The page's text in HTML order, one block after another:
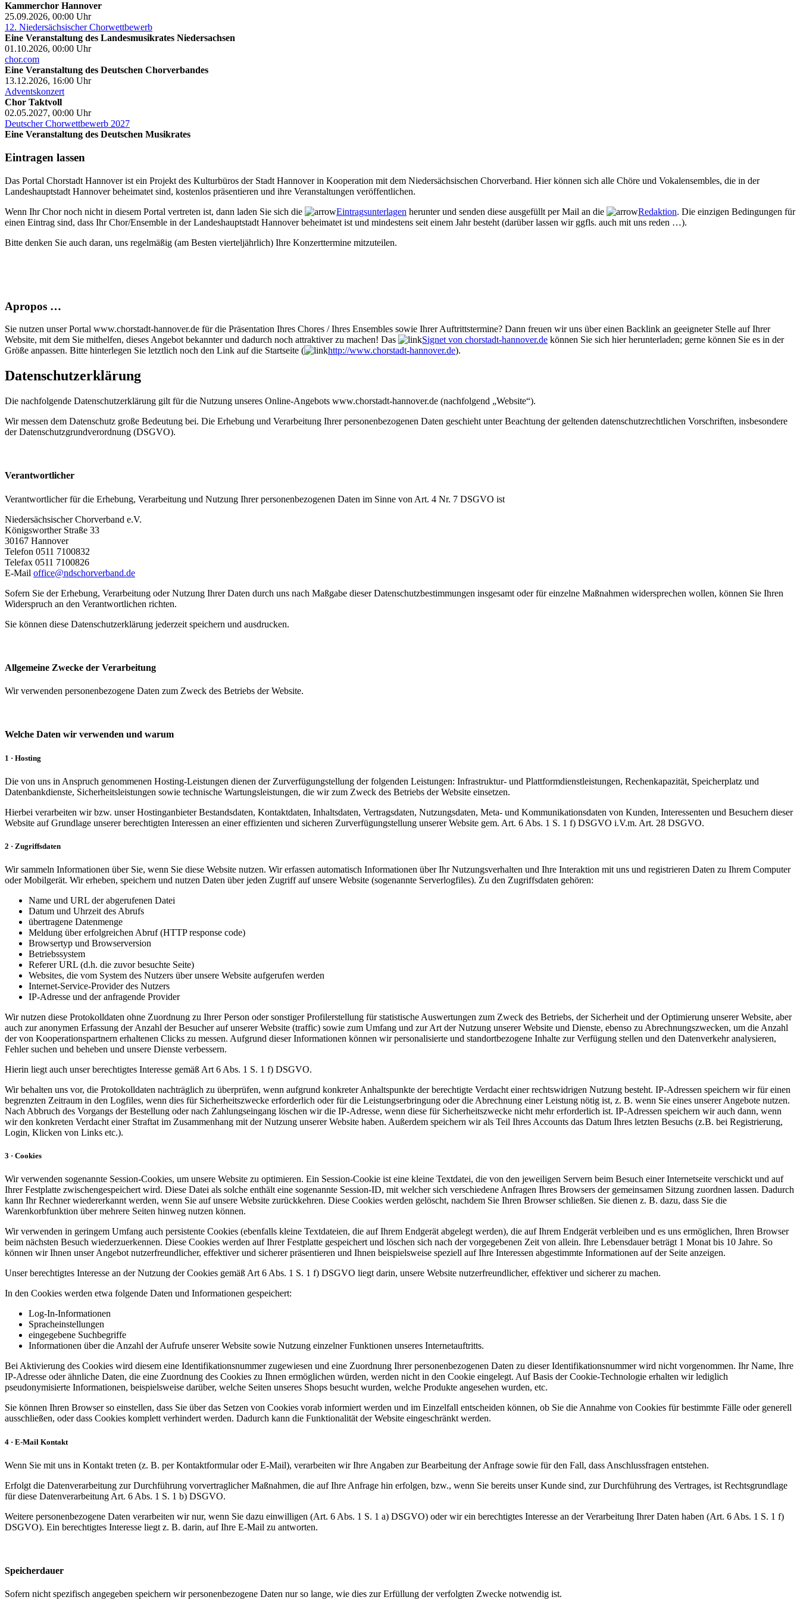
Kammerchor Hannover
25.09.2026, 00:00 Uhr
12. Niedersächsischer Chorwettbewerb
Eine Veranstaltung des Landesmusikrates Niedersachsen
01.10.2026, 00:00 Uhr
chor.com
Eine Veranstaltung des Deutschen Chorverbandes
13.12.2026, 16:00 Uhr
Adventskonzert
Chor Taktvoll
02.05.2027, 00:00 Uhr
Deutscher Chorwettbewerb 2027
Eine Veranstaltung des Deutschen Musikrates
Eintragen lassen
Das Portal Chorstadt Hannover ist ein Projekt des Kulturbüros der Stadt Hannover in Kooperation mit dem Niedersächsischen Chorverband. Hier können sich alle Chöre und Vokalensembles, die in der
Landeshauptstadt Hannover beheimatet sind, kostenlos präsentieren und ihre Veranstaltungen veröffentlichen.
Wenn Ihr Chor noch nicht in diesem Portal vertreten ist, dann laden Sie sich die
Eintragsunterlagen herunter und senden diese ausgefüllt per Mail an die Redaktion. Die einzigen Bedingungen für
einen Eintrag sind, dass Ihr Chor/Ensemble in der Landeshauptstadt Hannover beheimatet ist und mindestens seit einem Jahr besteht (darüber lassen wir ggfls. auch mit uns reden …).
Bitte denken Sie auch daran, uns regelmäßig (am Besten vierteljährlich) Ihre Konzerttermine mitzuteilen.
Apropos …
Sie nutzen unser Portal www.chorstadt-hannover.de für die Präsentation Ihres Chores / Ihres Ensembles sowie Ihrer Auftrittstermine? Dann freuen wir uns über einen Backlink an geeigneter Stelle auf Ihrer
Website, mit dem Sie mithelfen, dieses Angebot bekannter und dadurch noch attraktiver zu machen! Das
Signet von chorstadt-hannover.de können Sie sich hier herunterladen; gerne können Sie es in der
Größe anpassen. Bitte hinterlegen Sie letztlich noch den Link auf die Startseite (
http://www.chorstadt-hannover.de).
Datenschutzerklärung
Die nachfolgende Datenschutzerklärung gilt für die Nutzung unseres Online-Angebots www.chorstadt-hannover.de (nachfolgend „Website“).
Wir messen dem Datenschutz große Bedeutung bei. Die Erhebung und Verarbeitung Ihrer personenbezogenen Daten geschieht unter Beachtung der geltenden datenschutzrechtlichen Vorschriften, insbesondere
der Datenschutzgrundverordnung (DSGVO).
Verantwortlicher
Verantwortlicher für die Erhebung, Verarbeitung und Nutzung Ihrer personenbezogenen Daten im Sinne von Art. 4 Nr. 7 DSGVO ist
Niedersächsischer Chorverband e.V.
Königsworther Straße 33
30167 Hannover
Telefon 0511 7100832
Telefax 0511 7100826
E-Mail office@ndschorverband.de
Sofern Sie der Erhebung, Verarbeitung oder Nutzung Ihrer Daten durch uns nach Maßgabe dieser Datenschutzbestimmungen insgesamt oder für einzelne Maßnahmen widersprechen wollen, können Sie Ihren
Widerspruch an den Verantwortlichen richten.
Sie können diese Datenschutzerklärung jederzeit speichern und ausdrucken.
Allgemeine Zwecke der Verarbeitung
Wir verwenden personenbezogene Daten zum Zweck des Betriebs der Website.
Welche Daten wir verwenden und warum
1 · Hosting
Die von uns in Anspruch genommenen Hosting-Leistungen dienen der Zurverfügungstellung der folgenden Leistungen: Infrastruktur- und Plattformdienstleistungen, Rechenkapazität, Speicherplatz und
Datenbankdienste, Sicherheitsleistungen sowie technische Wartungsleistungen, die wir zum Zweck des Betriebs der Website einsetzen.
Hierbei verarbeiten wir bzw. unser Hostinganbieter Bestandsdaten, Kontaktdaten, Inhaltsdaten, Vertragsdaten, Nutzungsdaten, Meta- und Kommunikationsdaten von Kunden, Interessenten und Besuchern dieser
Website auf Grundlage unserer berechtigten Interessen an einer effizienten und sicheren Zurverfügungstellung unserer Website gem. Art. 6 Abs. 1 S. 1 f) DSGVO i.V.m. Art. 28 DSGVO.
2 · Zugriffsdaten
Wir sammeln Informationen über Sie, wenn Sie diese Website nutzen. Wir erfassen automatisch Informationen über Ihr Nutzungsverhalten und Ihre Interaktion mit uns und registrieren Daten zu Ihrem Computer
oder Mobilgerät. Wir erheben, speichern und nutzen Daten über jeden Zugriff auf unsere Website (sogenannte Serverlogfiles). Zu den Zugriffsdaten gehören:
Name und URL der abgerufenen Datei
Datum und Uhrzeit des Abrufs
übertragene Datenmenge
Meldung über erfolgreichen Abruf (HTTP response code)
Browsertyp und Browserversion
Betriebssystem
Referer URL (d.h. die zuvor besuchte Seite)
Websites, die vom System des Nutzers über unsere Website aufgerufen werden
Internet-Service-Provider des Nutzers
IP-Adresse und der anfragende Provider
Wir nutzen diese Protokolldaten ohne Zuordnung zu Ihrer Person oder sonstiger Profilerstellung für statistische Auswertungen zum Zweck des Betriebs, der Sicherheit und der Optimierung unserer Website, aber
auch zur anonymen Erfassung der Anzahl der Besucher auf unserer Website (traffic) sowie zum Umfang und zur Art der Nutzung unserer Website und Dienste, ebenso zu Abrechnungszwecken, um die Anzahl
der von Kooperationspartnern erhaltenen Clicks zu messen. Aufgrund dieser Informationen können wir personalisierte und standortbezogene Inhalte zur Verfügung stellen und den Datenverkehr analysieren,
Fehler suchen und beheben und unsere Dienste verbessern.
Hierin liegt auch unser berechtigtes Interesse gemäß Art 6 Abs. 1 S. 1 f) DSGVO.
Wir behalten uns vor, die Protokolldaten nachträglich zu überprüfen, wenn aufgrund konkreter Anhaltspunkte der berechtigte Verdacht einer rechtswidrigen Nutzung besteht. IP-Adressen speichern wir für einen
begrenzten Zeitraum in den Logfiles, wenn dies für Sicherheitszwecke erforderlich oder für die Leistungserbringung oder die Abrechnung einer Leistung nötig ist, z. B. wenn Sie eines unserer Angebote nutzen.
Nach Abbruch des Vorgangs der Bestellung oder nach Zahlungseingang löschen wir die IP-Adresse, wenn diese für Sicherheitszwecke nicht mehr erforderlich ist. IP-Adressen speichern wir auch dann, wenn
wir den konkreten Verdacht einer Straftat im Zusammenhang mit der Nutzung unserer Website haben. Außerdem speichern wir als Teil Ihres Accounts das Datum Ihres letzten Besuchs (z.B. bei Registrierung,
Login, Klicken von Links etc.).
3 · Cookies
Wir verwenden sogenannte Session-Cookies, um unsere Website zu optimieren. Ein Session-Cookie ist eine kleine Textdatei, die von den jeweiligen Servern beim Besuch einer Internetseite verschickt und auf
Ihrer Festplatte zwischengespeichert wird. Diese Datei als solche enthält eine sogenannte Session-ID, mit welcher sich verschiedene Anfragen Ihres Browsers der gemeinsamen Sitzung zuordnen lassen. Dadurch
kann Ihr Rechner wiedererkannt werden, wenn Sie auf unsere Website zurückkehren. Diese Cookies werden gelöscht, nachdem Sie Ihren Browser schließen. Sie dienen z. B. dazu, dass Sie die
Warenkorbfunktion über mehrere Seiten hinweg nutzen können.
Wir verwenden in geringem Umfang auch persistente Cookies (ebenfalls kleine Textdateien, die auf Ihrem Endgerät abgelegt werden), die auf Ihrem Endgerät verbleiben und es uns ermöglichen, Ihren Browser
beim nächsten Besuch wiederzuerkennen. Diese Cookies werden auf Ihrer Festplatte gespeichert und löschen sich nach der vorgegebenen Zeit von allein. Ihre Lebensdauer beträgt 1 Monat bis 10 Jahre. So
können wir Ihnen unser Angebot nutzerfreundlicher, effektiver und sicherer präsentieren und Ihnen beispielsweise speziell auf Ihre Interessen abgestimmte Informationen auf der Seite anzeigen.
Unser berechtigtes Interesse an der Nutzung der Cookies gemäß Art 6 Abs. 1 S. 1 f) DSGVO liegt darin, unsere Website nutzerfreundlicher, effektiver und sicherer zu machen.
In den Cookies werden etwa folgende Daten und Informationen gespeichert:
Log-In-Informationen
Spracheinstellungen
eingegebene Suchbegriffe
Informationen über die Anzahl der Aufrufe unserer Website sowie Nutzung einzelner Funktionen unseres Internetauftritts.
Bei Aktivierung des Cookies wird diesem eine Identifikationsnummer zugewiesen und eine Zuordnung Ihrer personenbezogenen Daten zu dieser Identifikationsnummer wird nicht vorgenommen. Ihr Name, Ihre
IP-Adresse oder ähnliche Daten, die eine Zuordnung des Cookies zu Ihnen ermöglichen würden, werden nicht in den Cookie eingelegt. Auf Basis der Cookie-Technologie erhalten wir lediglich
pseudonymisierte Informationen, beispielsweise darüber, welche Seiten unseres Shops besucht wurden, welche Produkte angesehen wurden, etc.
Sie können Ihren Browser so einstellen, dass Sie über das Setzen von Cookies vorab informiert werden und im Einzelfall entscheiden können, ob Sie die Annahme von Cookies für bestimmte Fälle oder generell
ausschließen, oder dass Cookies komplett verhindert werden. Dadurch kann die Funktionalität der Website eingeschränkt werden.
4 · E-Mail Kontakt
Wenn Sie mit uns in Kontakt treten (z. B. per Kontaktformular oder E-Mail), verarbeiten wir Ihre Angaben zur Bearbeitung der Anfrage sowie für den Fall, dass Anschlussfragen entstehen.
Erfolgt die Datenverarbeitung zur Durchführung vorvertraglicher Maßnahmen, die auf Ihre Anfrage hin erfolgen, bzw., wenn Sie bereits unser Kunde sind, zur Durchführung des Vertrages, ist Rechtsgrundlage
für diese Datenverarbeitung Art. 6 Abs. 1 S. 1 b) DSGVO.
Weitere personenbezogene Daten verarbeiten wir nur, wenn Sie dazu einwilligen (Art. 6 Abs. 1 S. 1 a) DSGVO) oder wir ein berechtigtes Interesse an der Verarbeitung Ihrer Daten haben (Art. 6 Abs. 1 S. 1 f)
DSGVO). Ein berechtigtes Interesse liegt z. B. darin, auf Ihre E-Mail zu antworten.
Speicherdauer
Sofern nicht spezifisch angegeben speichern wir personenbezogene Daten nur so lange, wie dies zur Erfüllung der verfolgten Zwecke notwendig ist.